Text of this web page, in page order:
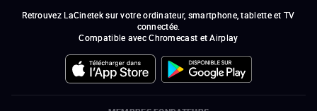
Retrouvez LaCinetek sur votre ordinateur, smartphone, tablette et TV
connectée.
Compatible avec Chromecast et Airplay